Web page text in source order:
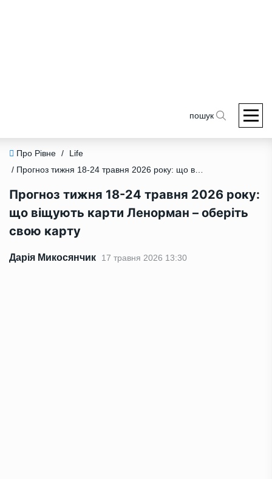
пошук
Про Рівне /
Life
/ Прогноз тижня 18-24 травня 2026 року: що віщують карти Ленорман – оберіть свою карту
Прогноз тижня 18-24 травня 2026 року:
що віщують карти Ленорман – оберіть
свою карту
Дарія Микосянчик 17 травня 2026 13:30